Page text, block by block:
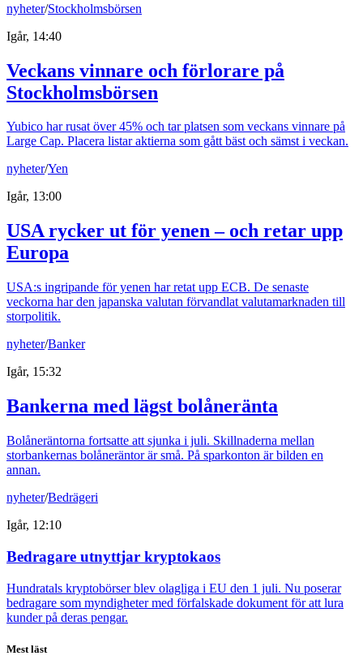
nyheter/Stockholmsbörsen
Igår, 14:40
Veckans vinnare och förlorare på
Stockholmsbörsen
Yubico har rusat över 45% och tar platsen som veckans vinnare på
Large Cap. Placera listar aktierna som gått bäst och sämst i veckan.
nyheter/Yen
Igår, 13:00
USA rycker ut för yenen – och retar upp
Europa
USA:s ingripande för yenen har retat upp ECB. De senaste
veckorna har den japanska valutan förvandlat valutamarknaden till
storpolitik.
nyheter/Banker
Igår, 15:32
Bankerna med lägst bolåneränta
Bolåneräntorna fortsatte att sjunka i juli. Skillnaderna mellan
storbankernas bolåneräntor är små. På sparkonton är bilden en
annan.
nyheter/Bedrägeri
Igår, 12:10
Bedragare utnyttjar kryptokaos
Hundratals kryptobörser blev olagliga i EU den 1 juli. Nu poserar
bedragare som myndigheter med förfalskade dokument för att lura
kunder på deras pengar.
Mest läst